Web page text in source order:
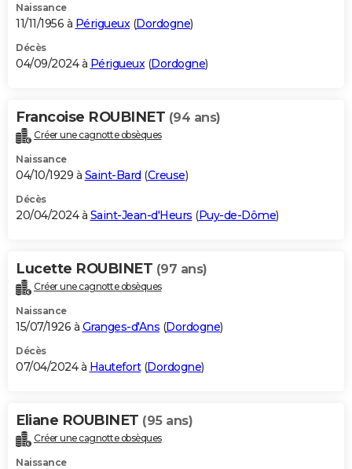
Naissance
11/11/1956 à Périgueux(Dordogne)
Décès
04/09/2024 à Périgueux(Dordogne)
Francoise ROUBINET (94 ans)
Créer une cagnotte obsèques
Naissance
04/10/1929 à Saint-Bard (Creuse)
Décès
20/04/2024 à Saint-Jean-d'Heurs (Puy-de-Dôme)
Lucette ROUBINET (97 ans)
Créer une cagnotte obsèques
Naissance
15/07/1926 à Granges-d'Ans (Dordogne)
Décès
07/04/2024 à Hautefort(Dordogne)
Eliane ROUBINET (95 ans)
Créer une cagnotte obsèques
Naissance